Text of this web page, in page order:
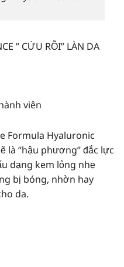
” CỨU RỖI” LÀN DA
viên
Formula Hyaluronic
là “hậu phương” đắc lực
dạng kem lỏng nhẹ
bị bóng, nhờn hay
da.